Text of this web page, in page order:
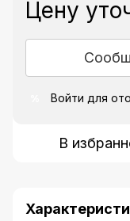
Цену
Войти для
В